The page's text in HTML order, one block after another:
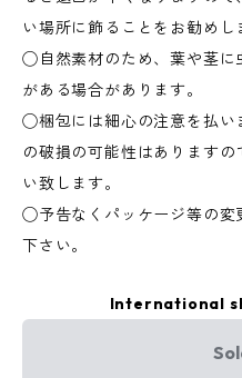
い場所に飾ることをお勧めし
◯自然素材のため、葉や茎に
がある場合があります。
◯梱包には細心の注意を払い
の破損の可能性はあります
い致します。
◯予告なくパッケージ等の変
下さい。
International